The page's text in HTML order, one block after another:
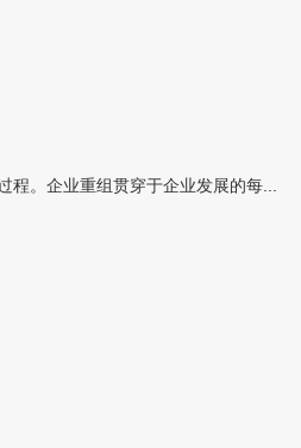
。企业重组贯穿于企业发展的每...